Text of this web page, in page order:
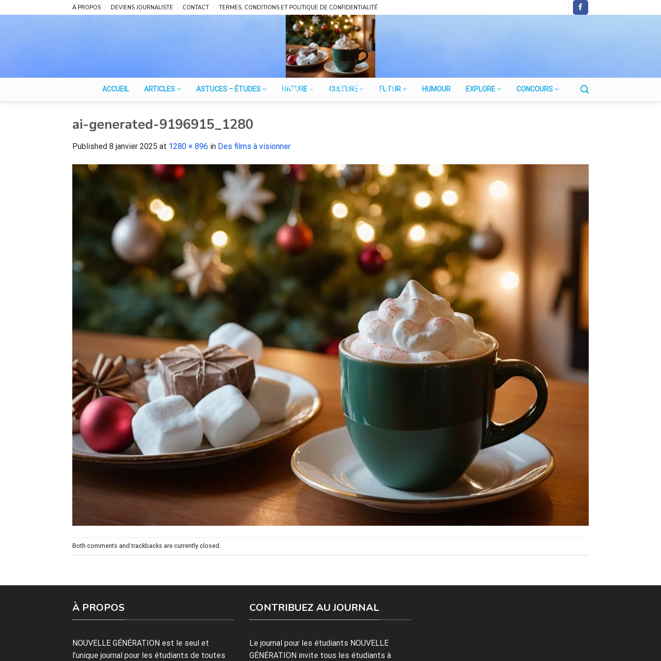
to
À PROPOS DEVIENS JOURNALISTE CONTACT TERMES, CONDITIONS ET POLITIQUE DE CONFIDENTIALITÉ
JOURNAL POUR LES ÉTUDIANTS
ACCUEIL ARTICLES ASTUCES – ÉTUDES NATURE CULTURE FUTUR HUMOUR EXPLORE CONCOURS
ai-generated-9196915_1280
Published 8 janvier 2025 at 1280 × 896 in Des films à visionner
Both comments and trackbacks are currently closed.
À PROPOS
NOUVELLE GÉNÉRATION est le seul et
l’unique journal pour les étudiants de toutes
CONTRIBUEZ AU JOURNAL
Le journal pour les étudiants NOUVELLE
GÉNÉRATION invite tous les étudiants à